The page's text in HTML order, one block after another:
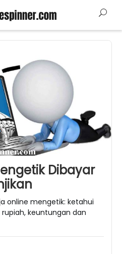
Dibayar
online mengetik: ketahui
keuntungan dan